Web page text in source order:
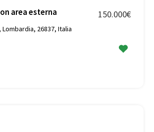
area esterna
26837, Italia
150.000€